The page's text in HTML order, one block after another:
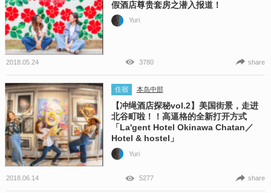
假酒店尊贵套房之潜入报道！
Yuri
2018.05.24 3780 share
住宿 本岛中部
【冲绳酒店探秘vol.2】美国街景，走进
北谷町啦！！高逼格的全新打开方式
「La'gent Hotel Okinawa Chatan／
Hotel & hostel」
Yuri
2018.06.14 5277 share